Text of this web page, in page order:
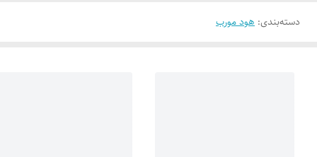
دسته‌بندی: هود مورب